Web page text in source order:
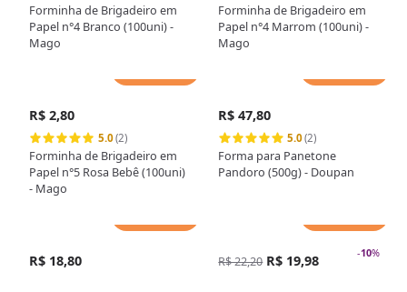
Forminha de Brigadeiro em
Papel n°4 Branco (100uni) -
Mago
Forminha de Brigadeiro em
Papel n°4 Marrom (100uni) -
Mago
R$ 2,80
5.0(2)
Forminha de Brigadeiro em
Papel n°5 Rosa Bebê (100uni)
- Mago
R$ 47,80
5.0(2)
Forma para Panetone
Pandoro (500g) - Doupan
R$ 18,80 -10%
R$ 22,20 R$ 19,98